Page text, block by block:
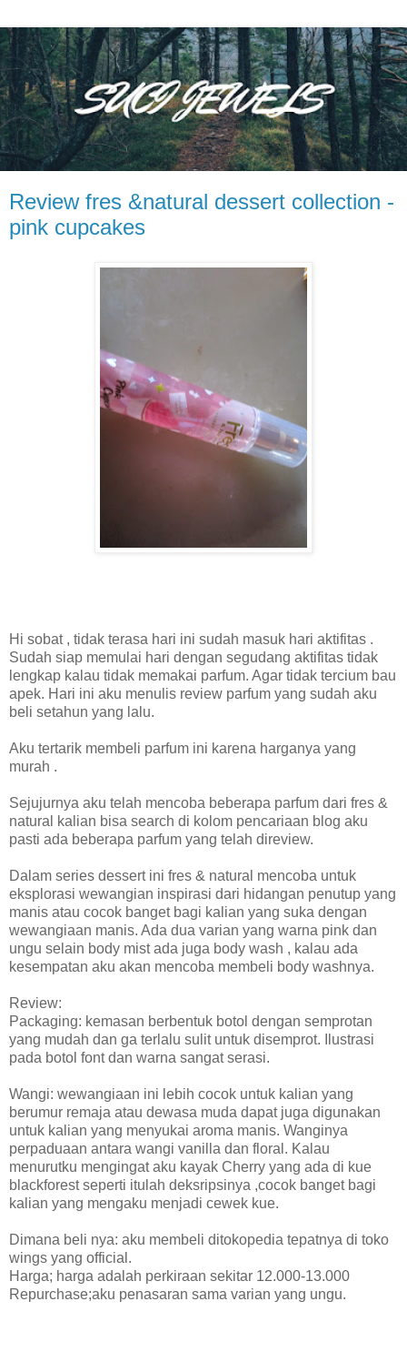
Review fres &natural dessert collection -
pink cupcakes
Hi sobat , tidak terasa hari ini sudah masuk hari aktifitas .
Sudah siap memulai hari dengan segudang aktifitas tidak
lengkap kalau tidak memakai parfum. Agar tidak tercium bau
apek. Hari ini aku menulis review parfum yang sudah aku
beli setahun yang lalu.
Aku tertarik membeli parfum ini karena harganya yang
murah .
Sejujurnya aku telah mencoba beberapa parfum dari fres &
natural kalian bisa search di kolom pencariaan blog aku
pasti ada beberapa parfum yang telah direview.
Dalam series dessert ini fres & natural mencoba untuk
eksplorasi wewangian inspirasi dari hidangan penutup yang
manis atau cocok banget bagi kalian yang suka dengan
wewangiaan manis. Ada dua varian yang warna pink dan
ungu selain body mist ada juga body wash , kalau ada
kesempatan aku akan mencoba membeli body washnya.
Review:
Packaging: kemasan berbentuk botol dengan semprotan
yang mudah dan ga terlalu sulit untuk disemprot. Ilustrasi
pada botol font dan warna sangat serasi.
Wangi: wewangiaan ini lebih cocok untuk kalian yang
berumur remaja atau dewasa muda dapat juga digunakan
untuk kalian yang menyukai aroma manis. Wanginya
perpaduaan antara wangi vanilla dan floral. Kalau
menurutku mengingat aku kayak Cherry yang ada di kue
blackforest seperti itulah deksripsinya ,cocok banget bagi
kalian yang mengaku menjadi cewek kue.
Dimana beli nya: aku membeli ditokopedia tepatnya di toko
wings yang official.
Harga; harga adalah perkiraan sekitar 12.000-13.000
Repurchase;aku penasaran sama varian yang ungu.